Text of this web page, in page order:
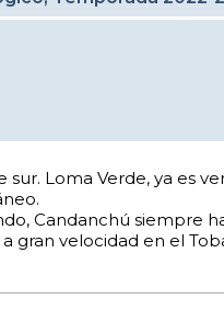
sur. Loma Verde, ya es
Candanchú siempre
gran velocidad en el